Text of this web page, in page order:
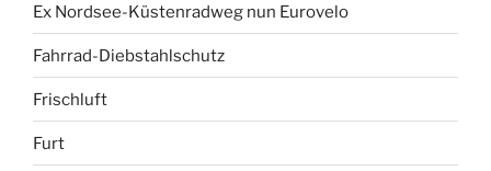
Ex Nordsee-Küstenradweg nun Eurovelo
Fahrrad-Diebstahlschutz
Frischluft
Furt